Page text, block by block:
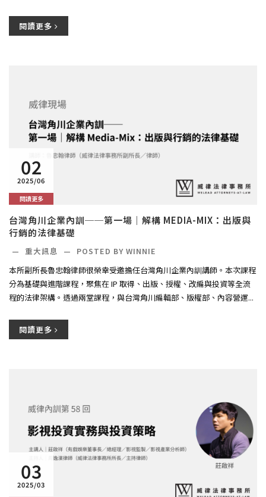
閱讀更多
02
2025/06
閱讀更多
台灣角川企業內訓──第一場｜解構 MEDIA-MIX：出版與
行銷的法律基礎
— 重大訊息 —
POSTED BY WINNIE
本所副所長魯忠翰律師很榮幸受邀擔任台灣角川企業內訓講師。本次課程
分為基礎與進階課程，聚焦在 IP 取得、出版、授權、改編與投資等全流
程的法律架構。透過兩堂課程，與台灣角川編輯部、版權部、內容營運...
閱讀更多
03
2025/03